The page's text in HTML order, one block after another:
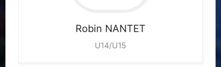
Robin NANTET
U14/U15